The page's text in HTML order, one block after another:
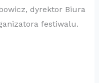
dyrektor Biura
festiwalu.